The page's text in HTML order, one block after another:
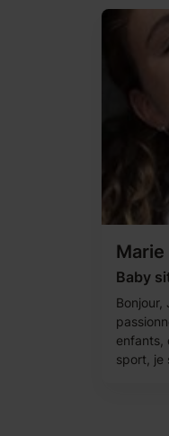
Marie
Baby
Bonjour,
enfants,
sport, je